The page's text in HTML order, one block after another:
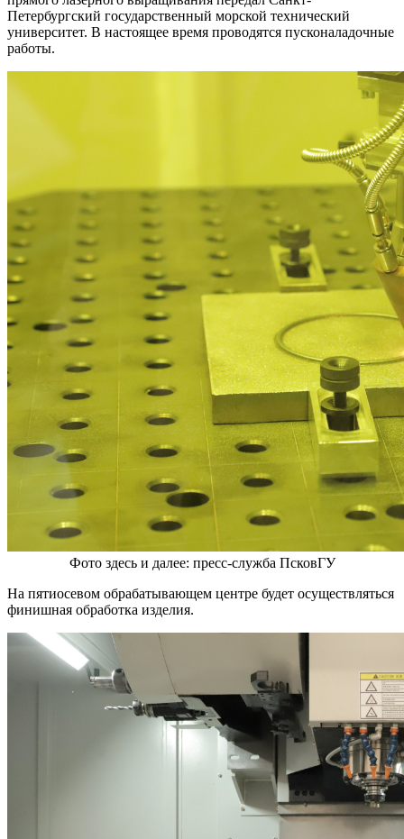
Петербургский государственный морской технический
университет. В настоящее время проводятся пусконаладочные
работы.
Фото здесь и далее: пресс-служба ПсковГУ
На пятиосевом обрабатывающем центре будет осуществляться
финишная обработка изделия.